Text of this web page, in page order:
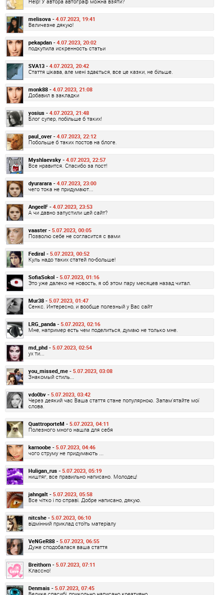
melisova - 4.07.2023, 19:41
Величезне дякую!
pekapdan - 4.07.2023, 20:02
подкупила искренность статьи
SVA13 - 4.07.2023, 20:42
Стаття цікава, але мені здається, все це казки, не більше.
monk88 - 4.07.2023, 21:08
Добавил в закладки
yosius - 4.07.2023, 21:48
Блог супер, побільше б таких!
paul_over - 4.07.2023, 22:12
Побольше б таких постов на блоге.
Myshlaevsky - 4.07.2023, 22:57
Все нравится. Спасибо за пост!
dyurarara - 4.07.2023, 23:00
чего тока не придумают...
AngeelF - 4.07.2023, 23:53
А чи давно запустили цей сайт?
vaaster - 5.07.2023, 00:05
Позволю себе не согласится с вами
Fediral - 5.07.2023, 00:52
Куль надо таких статей по-больше!
SofiaSokol - 5.07.2023, 01:16
Это уже далеко не новость, я об этом пару месяцев назад читал.
Mur38 - 5.07.2023, 01:47
Сенкс. Интересно, и вообще полезный у Вас сайт
LRG_panda - 5.07.2023, 02:16
Мне, например есть чем поделиться, думаю не только мне.
md_phd - 5.07.2023, 02:54
ух ти...
you_missed_me - 5.07.2023, 03:08
Знакомый стиль...
vdo0bv - 5.07.2023, 03:42
Через деякий час Ваша стаття стане популярною. Запам'ятайте мої
слова.
QuattroporteM - 5.07.2023, 04:11
Полезного много нашла для себя
karnoobe - 5.07.2023, 04:46
чого струму не придумають ...
Huligan_rus - 5.07.2023, 05:19
ништяг, все правильно написано. Молодец!
jahngalt - 5.07.2023, 05:58
Все чітко і по справі. Добре написано, дякую.
nitcshe - 5.07.2023, 06:10
відмінний приклад стоїть матеріалу
VeNGeR88 - 5.07.2023, 06:55
Дуже сподобалася ваша стаття
Breithorn - 5.07.2023, 07:11
Классно!
Denmais - 5.07.2023, 07:45